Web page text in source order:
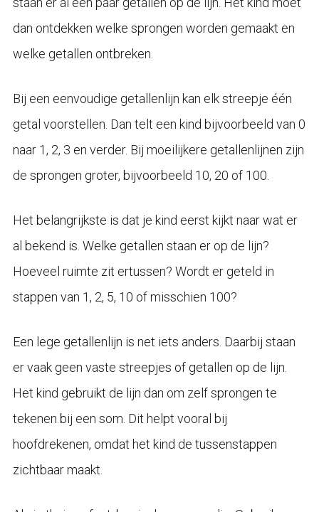
dan ontdekken welke sprongen worden gemaakt en
welke getallen ontbreken.
Bij een eenvoudige getallenlijn kan elk streepje één
getal voorstellen. Dan telt een kind bijvoorbeeld van 0
naar 1, 2, 3 en verder. Bij moeilijkere getallenlijnen zijn
de sprongen groter, bijvoorbeeld 10, 20 of 100.
Het belangrijkste is dat je kind eerst kijkt naar wat er
al bekend is. Welke getallen staan er op de lijn?
Hoeveel ruimte zit ertussen? Wordt er geteld in
stappen van 1, 2, 5, 10 of misschien 100?
Een lege getallenlijn is net iets anders. Daarbij staan
er vaak geen vaste streepjes of getallen op de lijn.
Het kind gebruikt de lijn dan om zelf sprongen te
tekenen bij een som. Dit helpt vooral bij
hoofdrekenen, omdat het kind de tussenstappen
zichtbaar maakt.